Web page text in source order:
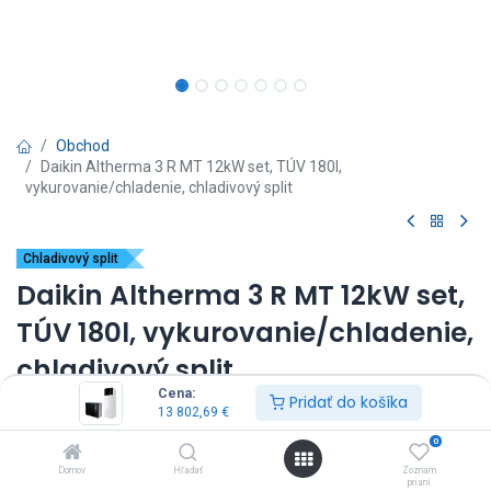
Cena:
13 802,69 € Pridať do košíka
Domov Hľadať
0
Zoznam
prianí
Obchod
Daikin Altherma 3 R MT 12kW set, TÚV 180l,
vykurovanie/chladenie, chladivový split
Chladivový split
Daikin Altherma 3 R MT 12kW set,
TÚV 180l, vykurovanie/chladenie,
chladivový split
(0 recenzia)
vonkajšia jednotka: ERRA12EW17
výkon: 12kW